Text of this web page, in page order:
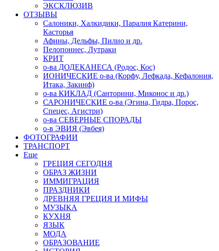
ЭКСКЛЮЗИВ
ОТЗЫВЫ
Салоники, Халкидики, Паралия Катерини,
Касторья
Афины, Дельфы, Пилио и др.
Пелопоннес, Лутраки
КРИТ
о-ва ДОДЕКАНЕСА (Родос, Кос)
ИОНИЧЕСКИЕ о-ва (Корфу, Лефкада, Кефалония,
Итака, Закинф)
о-ва КИКЛАД (Санторини, Миконос и др.)
САРОНИЧЕСКИЕ о-ва (Эгина, Гидра, Порос,
Спецес, Агистри)
о-ва СЕВЕРНЫЕ СПОРАДЫ
о-в ЭВИЯ (Эвбея)
ФОТОГРАФИИ
ТРАНСПОРТ
Еще
ГРЕЦИЯ СЕГОДНЯ
ОБРАЗ ЖИЗНИ
ИММИГРАЦИЯ
ПРАЗДНИКИ
ДРЕВНЯЯ ГРЕЦИЯ И МИФЫ
МУЗЫКА
КУХНЯ
ЯЗЫК
МОДА
ОБРАЗОВАНИЕ